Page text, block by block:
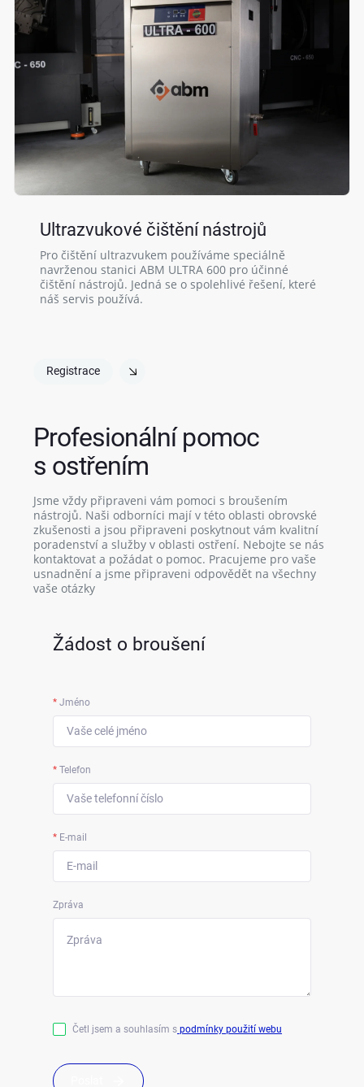
Ultrazvukové čištění nástrojů
Pro čištění ultrazvukem používáme speciálně
navrženou stanici ABM ULTRA 600 pro účinné
čištění nástrojů. Jedná se o spolehlivé řešení, které
náš servis používá.
Registrace
Profesionální pomoc
s ostřením
Jsme vždy připraveni vám pomoci s broušením
nástrojů. Naši odborníci mají v této oblasti obrovské
zkušenosti a jsou připraveni poskytnout vám kvalitní
poradenství a služby v oblasti ostření. Nebojte se nás
kontaktovat a požádat o pomoc. Pracujeme pro vaše
usnadnění a jsme připraveni odpovědět na všechny
vaše otázky
Žádost o broušení
* Jméno
* Telefon
* E-mail
Zpráva
Četl jsem a souhlasím s podmínky použití webu